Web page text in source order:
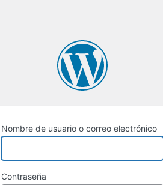
Nombre de usuario o correo electrónico
Contraseña